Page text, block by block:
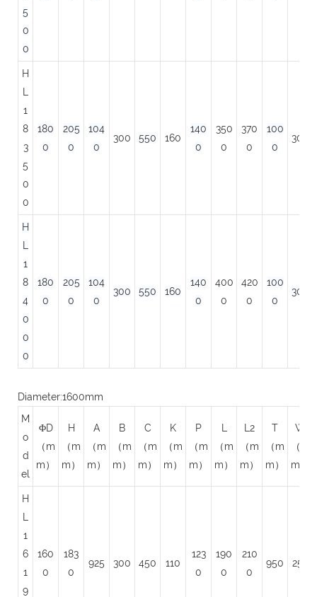
5
0
0
H
1
8
3
5
0
0
180
0
205
0
104
0
300 550 160
140
0
350
0
370
0
100
0
300
H
1
8
4
0
0
0
180
0
205
0
104
0
300 550 160
140
0
400
0
420
0
100
0
300
Diameter:1600mm
M
o
d
el
ΦD
（m
m）
H
（m
m）
A
（m
m）
B
（m
m）
C
（m
m）
K
（m
m）
P
（m
m）
（m
m）
L2
（m
m）
T
（m
m）
W
（m
m）
H
1
6
1
9
160
0
183
0
925 300 450 110
123
0
190
0
210
0
950 250